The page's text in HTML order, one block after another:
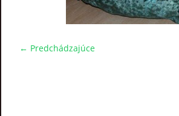
← Predchádzajúce